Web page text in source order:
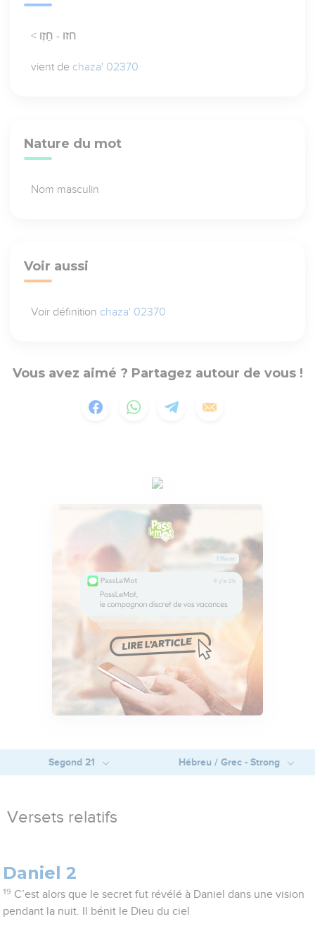
< חזו - חֵזֶו
vient de chaza' 02370
Nature du mot
Nom masculin
Voir aussi
Voir définition chaza' 02370
Vous avez aimé ? Partagez autour de vous !
Segond 21 Hébreu / Grec - Strong
Versets relatifs
Daniel 2
19 C’est alors que le secret fut révélé à Daniel dans une vision
pendant la nuit. Il bénit le Dieu du ciel